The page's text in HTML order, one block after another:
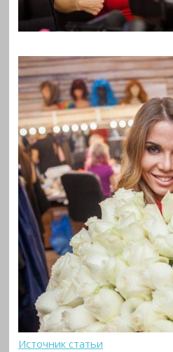
Источник статьи